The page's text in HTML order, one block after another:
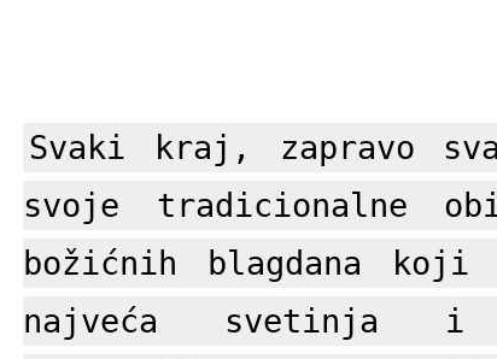
Svaki kraj, zapravo
svoje tradicionalne
božićnih blagdana koji
najveća svetinja i